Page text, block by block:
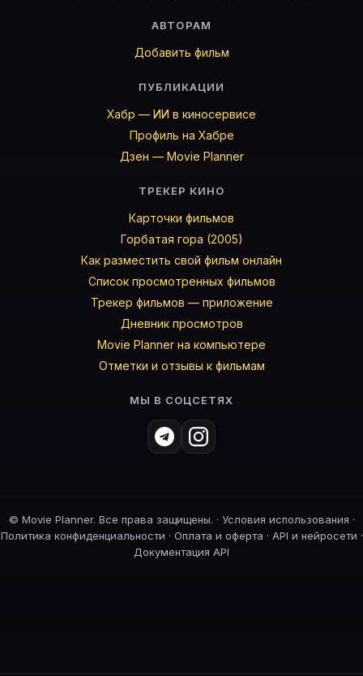
АВТОРАМ
Добавить фильм
ПУБЛИКАЦИИ
Хабр — ИИ в киносервисе
Профиль на Хабре
Дзен — Movie Planner
ТРЕКЕР КИНО
Карточки фильмов
Горбатая гора (2005)
Как разместить свой фильм онлайн
Список просмотренных фильмов
Трекер фильмов — приложение
Дневник просмотров
Movie Planner на компьютере
Отметки и отзывы к фильмам
МЫ В СОЦСЕТЯХ
© Movie Planner. Все права защищены. · Условия использования ·
Политика конфиденциальности · Оплата и оферта · API и нейросети ·
Документация API